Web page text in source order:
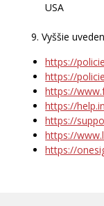
USA
9. Vyššie
https://
https://
https://
https://
https://
https://
https://